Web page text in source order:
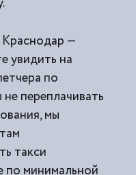
—
увидить на
по
переплачивать
мы
такси
по минимальной